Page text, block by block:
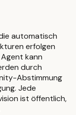
automatisch
erfolgen
kann
durch
Abstimmung
Jede
ist öffentlich,